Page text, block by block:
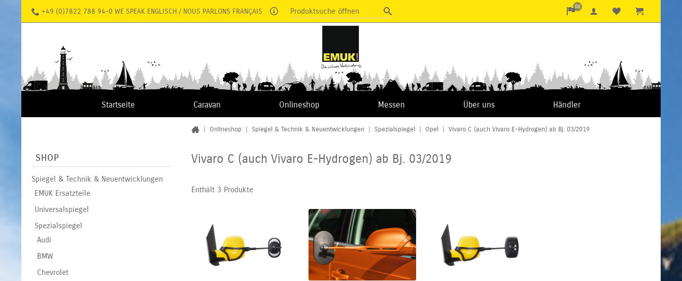
+49 (0)7822 788 94-0 WE SPEAK ENGLISCH / NOUS PARLONS FRANÇAIS Produktsuche öffnen DE
Startseite Caravan Onlineshop Messen Über uns Händler
SHOP
Spiegel & Technik & Neuentwicklungen
EMUK Ersatzteile
Universalspiegel
Spezialspiegel
Audi
BMW
Chevrolet
Onlineshop Spiegel & Technik & Neuentwicklungen Spezialspiegel Opel Vivaro C (auch Vivaro E-Hydrogen) ab Bj. 03/2019
Vivaro C (auch Vivaro E-Hydrogen) ab Bj. 03/2019
Enthält 3 Produkte